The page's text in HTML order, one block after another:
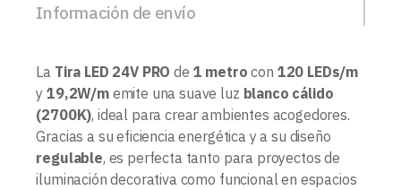
Información de envío
La Tira LED 24V PRO de 1 metro con 120 LEDs/m
y 19,2W/memite una suave luz blanco cálido
(2700K), ideal para crear ambientes acogedores.
Gracias a su eficiencia energética y a su diseño
regulable, es perfecta tanto para proyectos de
iluminación decorativa como funcional en espacios